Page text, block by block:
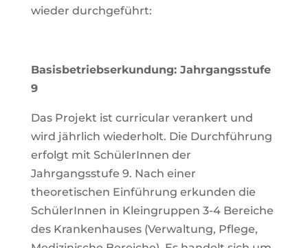
wieder durchgeführt:
Basisbetriebserkundung: Jahrgangsstufe
9
Das Projekt ist curricular verankert und
wird jährlich wiederholt. Die Durchführung
erfolgt mit SchülerInnen der
Jahrgangsstufe 9. Nach einer
theoretischen Einführung erkunden die
SchülerInnen in Kleingruppen 3-4 Bereiche
des Krankenhauses (Verwaltung, Pflege,